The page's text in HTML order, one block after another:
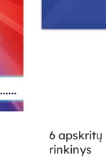
6 apskritų
rinkinys